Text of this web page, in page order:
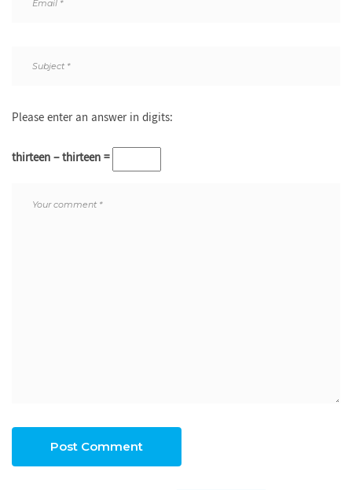
Please enter an answer in digits:
thirteen − thirteen =
Post Comment